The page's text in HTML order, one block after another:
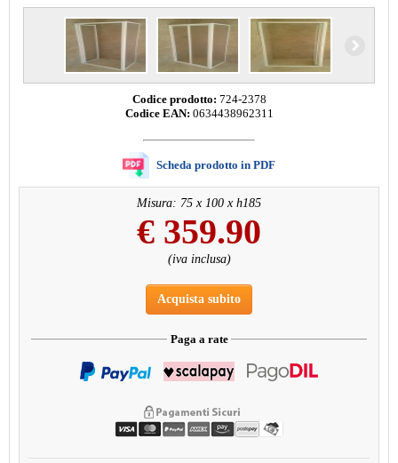
Codice prodotto: 724-2378
Codice EAN: 0634438962311
Scheda prodotto in PDF
Misura: 75 x 100 x h185
€ 359.90
(iva inclusa)
Acquista subito
Paga a rate